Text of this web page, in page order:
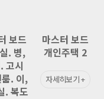
보드
. 병,
고시
. 이,
. 복도
마스터 보드
개인주택 2
자세히보기 +